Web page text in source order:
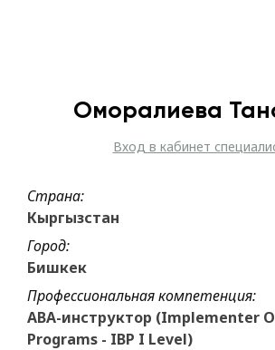
Оморалиева
Вход в кабинет
Страна:
Кыргызстан
Город:
Бишкек
Профессиональная компетенция:
ABA-инструктор (Implementer
Programs - IBP I Level)